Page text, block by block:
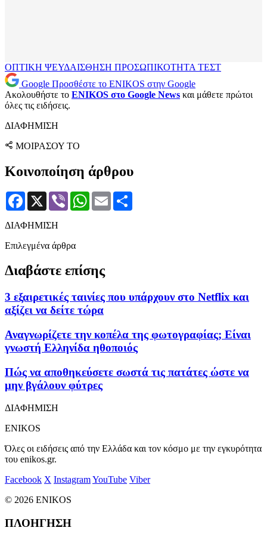
ΟΠΤΙΚΗ ΨΕΥΔΑΙΣΘΗΣΗ ΠΡΟΣΩΠΙΚΟΤΗΤΑ ΤΕΣΤ
Google Προσθέστε το ENIKOS στην Google
Ακολουθήστε το ENIKOS στο Google News και μάθετε πρώτοι
όλες τις ειδήσεις.
ΔΙΑΦΗΜΙΣΗ
ΜΟΙΡΑΣΟΥ ΤΟ
Κοινοποίηση άρθρου
Facebook
X Viber WhatsApp
Email
ΔΙΑΦΗΜΙΣΗ
Επιλεγμένα άρθρα
Διαβάστε επίσης
3 εξαιρετικές ταινίες που υπάρχουν στο Netflix και
αξίζει να δείτε τώρα
Αναγνωρίζετε την κοπέλα της φωτογραφίας; Είναι
γνωστή Ελληνίδα ηθοποιός
Πώς να αποθηκεύσετε σωστά τις πατάτες ώστε να
μην βγάλουν φύτρες
ΔΙΑΦΗΜΙΣΗ
ENIKOS
Όλες οι ειδήσεις από την Ελλάδα και τον κόσμο με την εγκυρότητα
του enikos.gr.
Facebook X InstagramYouTube Viber
© 2026 ENIKOS
ΠΛΟΗΓΗΣΗ